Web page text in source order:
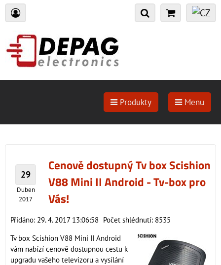
Produkty Menu
29
Duben
2017
Cenově dostupný Tv box Scishion
V88 Mini II Android - Tv-box pro
Vás!
Přidáno: 29. 4. 2017 13:06:58 Počet shlédnutí: 8535
Tv box Scishion V88 Mini II Android
vám nabízí cenově dostupnou cestu k
upgradu vašeho televizoru a vysílání